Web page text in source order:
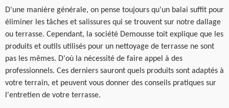
D'une manière générale, on pense toujours qu'un balai suffit pour
éliminer les tâches et salissures qui se trouvent sur notre dallage
ou terrasse. Cependant, la société Demousse toit explique que les
produits et outils utilisés pour un nettoyage de terrasse ne sont
pas les mêmes. D'où la nécessité de faire appel à des
professionnels. Ces derniers sauront quels produits sont adaptés à
votre terrain, et peuvent vous donner des conseils pratiques sur
l'entretien de votre terrasse.